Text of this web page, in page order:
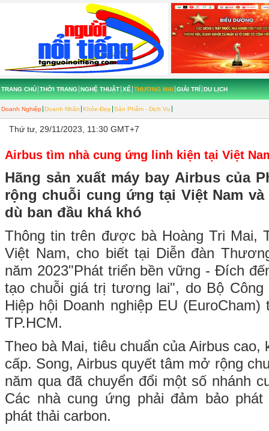
TRANG CHỦ THỜI TRANG NGHỆ THUẬT XẾ THƯƠNG MẠI
Doanh Nghiệp Doanh Nhân Khỏe-Đẹp Sản Phẩm - Dịch Vụ
GIẢI TRÍ DU LỊCH
Thứ tư, 29/11/2023, 11:30 GMT+7
Airbus tìm nhà cung ứng linh kiện tại Việt
Hãng sản xuất máy bay Airbus của
rộng chuỗi cung ứng tại Việt Nam
dù ban đầu khá khó
Thông tin trên được bà Hoàng Tri Mai,
Việt Nam, cho biết tại Diễn đàn
năm 2023"Phát triển bền vững - Đích
tạo chuỗi giá trị tương lai", do Bộ
Hiệp hội Doanh nghiệp EU
TP.HCM.
Theo bà Mai, tiêu chuẩn của Airbus cao,
cấp. Song, Airbus quyết tâm mở rộng
năm qua đã chuyển đổi một số nhánh
Các nhà cung ứng phải đảm bảo
phát thải carbon.